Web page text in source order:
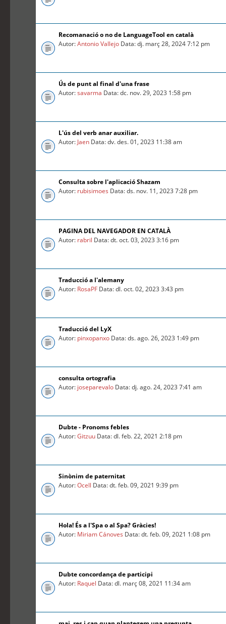
Recomanació o no de LanguageTool en català
Autor:Antonio Vallejo Data: dj. març 28, 2024 7:12 pm
Ús de punt al final d'una frase
Autor:savarma Data: dc. nov. 29, 2023 1:58 pm
L'ús del verb anar auxiliar.
Autor: Jaen Data: dv. des. 01, 2023 11:38 am
Consulta sobre l'aplicació Shazam
Autor: rubisimoes Data: ds. nov. 11, 2023 7:28 pm
PAGINA DEL NAVEGADOR EN CATALÀ
Autor: rabril Data: dt. oct. 03, 2023 3:16 pm
Traducció a l'alemany
Autor: RosaPF Data: dl. oct. 02, 2023 3:43 pm
Traducció del LyX
Autor: pinxopanxo Data: ds. ago. 26, 2023 1:49 pm
consulta ortografia
Autor: joseparevalo Data: dj. ago. 24, 2023 7:41 am
Dubte - Pronoms febles
Autor:Gitzuu Data: dl. feb. 22, 2021 2:18 pm
Sinònim de paternitat
Autor:Ocell Data: dt. feb. 09, 2021 9:39 pm
Hola! És a l'Spa o al Spa? Gràcies!
Autor: Miriam Cánoves Data: dt. feb. 09, 2021 1:08 pm
Dubte concordança de participi
Autor: Raquel Data: dl. març 08, 2021 11:34 am